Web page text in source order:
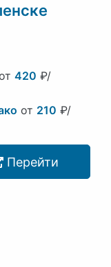
420 ₽/
от 210 ₽/
Перейти